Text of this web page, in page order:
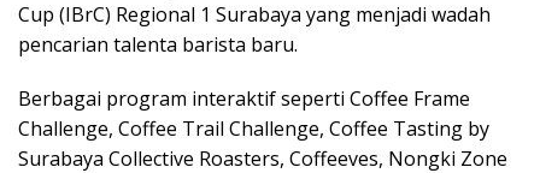
Cup (IBrC) Regional 1 Surabaya yang menjadi wadah
pencarian talenta barista baru.
Berbagai program interaktif seperti Coffee Frame
Challenge, Coffee Trail Challenge, Coffee Tasting by
Surabaya Collective Roasters, Coffeeves, Nongki Zone